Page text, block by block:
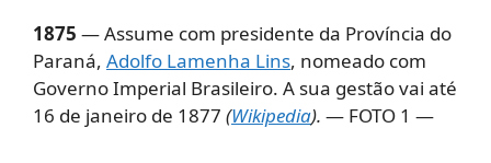
1875 — Assume com presidente da Província do
Paraná, Adolfo Lamenha Lins, nomeado com
Governo Imperial Brasileiro. A sua gestão vai até
16 de janeiro de 1877 (Wikipedia). — FOTO 1 —